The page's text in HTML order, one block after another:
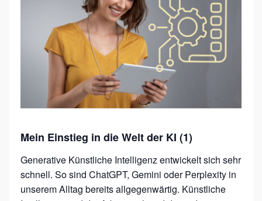
K
Ü
N
S
T
Mein Einstieg in die Welt der KI (1)
Generative Künstliche Intelligenz entwickelt sich sehr
schnell. So sind ChatGPT, Gemini oder Perplexity in
unserem Alltag bereits allgegenwärtig. Künstliche